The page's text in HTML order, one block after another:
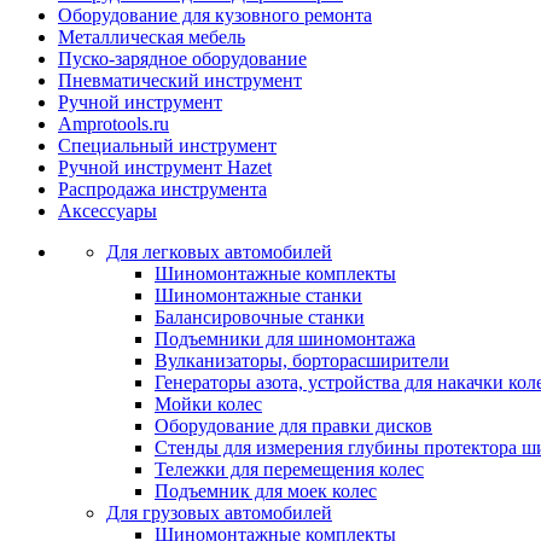
Оборудование для кузовного ремонта
Металлическая мебель
Пуско-зарядное оборудование
Пневматический инструмент
Ручной инструмент
Amprotools.ru
Специальный инструмент
Ручной инструмент Hazet
Распродажа инструмента
Аксессуары
Для легковых автомобилей
Шиномонтажные комплекты
Шиномонтажные станки
Балансировочные станки
Подъемники для шиномонтажа
Вулканизаторы, борторасширители
Генераторы азота, устройства для накачки
Мойки колес
Оборудование для правки дисков
Стенды для измерения глубины протектора
Тележки для перемещения колес
Подъемник для моек колеc
Для грузовых автомобилей
Шиномонтажные комплекты